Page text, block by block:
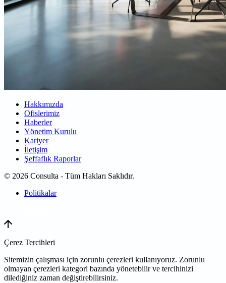
Hakkımızda
Ofislerimiz
Haberler
Yönetim Kurulu
Kariyer
İletişim
Şeffaflık Raporlar
© 2026 Consulta - Tüm Hakları Saklıdır.
Politikalar
Çerez Tercihleri
Sitemizin çalışması için zorunlu çerezleri kullanıyoruz. Zorunlu
olmayan çerezleri kategori bazında yönetebilir ve tercihinizi
dilediğiniz zaman değiştirebilirsiniz.